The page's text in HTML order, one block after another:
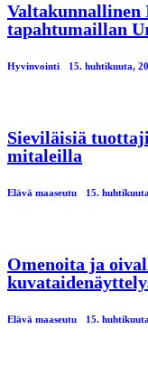
tapahtumaillan
Hyvinvointi 15. huhtikuuta,
Sieviläisiä
mitaleilla
Elävä maaseutu 15.
Omenoita ja
Elävä maaseutu 15.